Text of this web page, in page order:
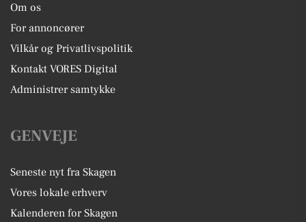
Om os
For annoncører
Vilkår og Privatlivspolitik
Kontakt VORES Digital
Administrer samtykke
GENVEJE
Seneste nyt fra Skagen
Vores lokale erhverv
Kalenderen for Skagen